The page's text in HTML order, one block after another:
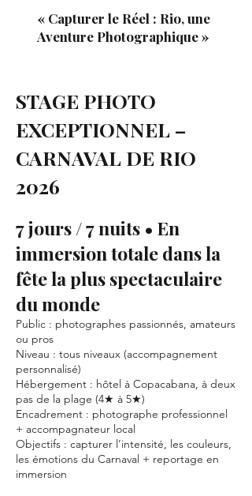
« Capturer le Réel : Rio, une
Aventure Photographique »
STAGE PHOTO
EXCEPTIONNEL –
CARNAVAL DE RIO
2026
7 jours / 7 nuits • En
immersion totale dans la
fête la plus spectaculaire
du monde
Public : photographes passionnés, amateurs
ou pros
Niveau : tous niveaux (accompagnement
personnalisé)
Hébergement : hôtel à Copacabana, à deux
pas de la plage (4★ à 5★)
Encadrement : photographe professionnel
+ accompagnateur local
Objectifs : capturer l’intensité, les couleurs,
les émotions du Carnaval + reportage en
immersion